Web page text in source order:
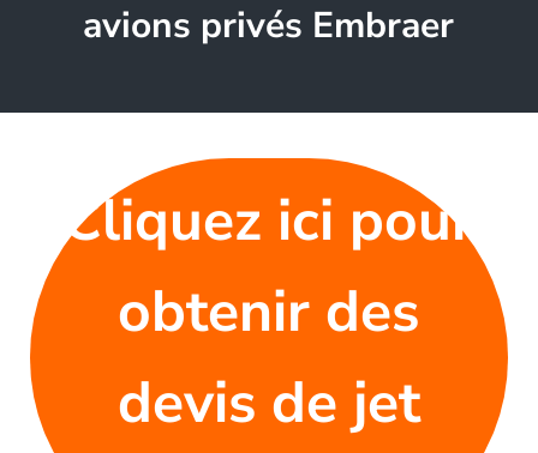
avions privés Embraer
Cliquez ici pour
obtenir des
devis de jet